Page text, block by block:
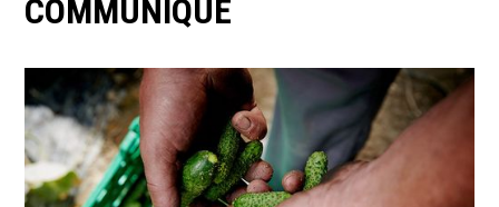
COMMUNIQUÉ